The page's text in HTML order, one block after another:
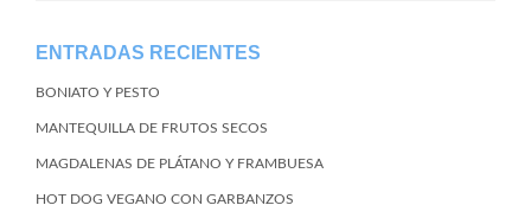
ENTRADAS RECIENTES
BONIATO Y PESTO
MANTEQUILLA DE FRUTOS SECOS
MAGDALENAS DE PLÁTANO Y FRAMBUESA
HOT DOG VEGANO CON GARBANZOS